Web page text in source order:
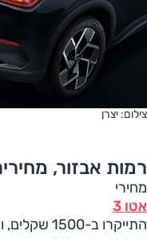
צילום: יצרן
רמות אבזור,
מחירי
אטו 3
התייקרו